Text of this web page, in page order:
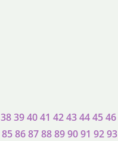
38394041 4243444546
85868788899091 9293